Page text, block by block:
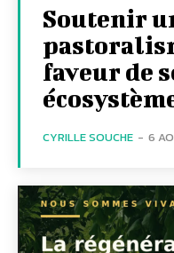
Soutenir
faveur de
CYRILLE SOUCHE - 6